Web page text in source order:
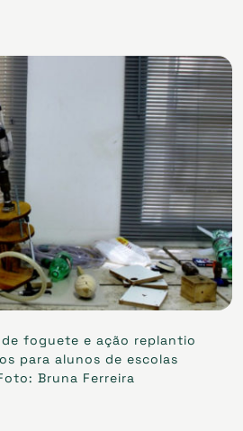
foguete e ação replantio
para alunos de escolas
Bruna Ferreira